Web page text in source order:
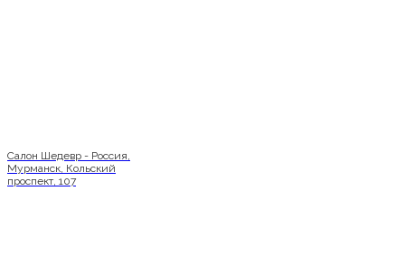
Салон Шедевр - Россия,
Мурманск, Кольский
проспект, 107